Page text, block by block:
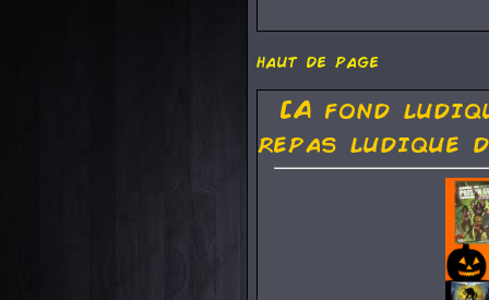
haut de page
[A fond
repas ludique